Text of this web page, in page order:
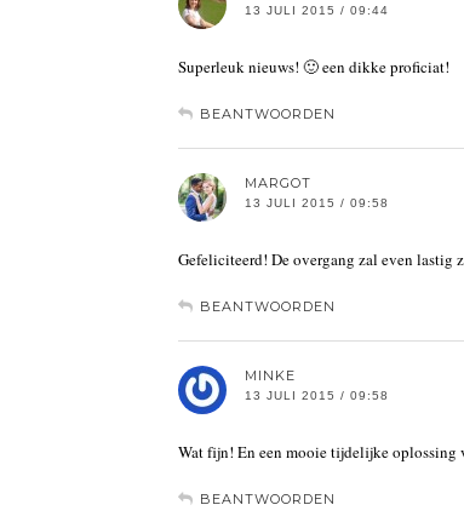
13 JULI 2015 / 09:44
Superleuk nieuws! 🙂 een dikke proficiat!
BEANTWOORDEN
MARGOT
13 JULI 2015 / 09:58
Gefeliciteerd! De overgang zal even lastig
BEANTWOORDEN
MINKE
13 JULI 2015 / 09:58
Wat fijn! En een mooie tijdelijke oplossing
BEANTWOORDEN